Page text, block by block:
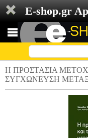
E-shop.gr
Η ΠΡΟΣΤΑΣΙΑ
ΣΥΓΧΩΝΕΥΣΗ